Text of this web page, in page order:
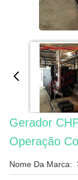
Gerador
Operação
Nome Da Marca: